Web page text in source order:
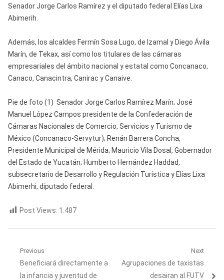
Senador Jorge Carlos Ramírez y el diputado federal Elías Lixa
Abimerih.
Además, los alcaldes Fermín Sosa Lugo, de Izamal y Diego Ávila
Marín, de Tekax, así como los titulares de las cámaras
empresariales del ámbito nacional y estatal como Concanaco,
Canaco, Canacintra, Canirac y Canaive.
Pie de foto (1) Senador Jorge Carlos Ramírez Marín; José
Manuel López Campos presidente de la Confederación de
Cámaras Nacionales de Comercio, Servicios y Turismo de
México (Concanaco-Servytur); Renán Barrera Concha,
Presidente Municipal de Mérida; Mauricio Vila Dosal, Gobernador
del Estado de Yucatán; Humberto Hernández Haddad,
subsecretario de Desarrollo y Regulación Turística y Elías Lixa
Abimerhi, diputado federal.
Post Views: 1.487
Navegación
de
Previous
Previous
post:
Beneficiará directamente a
la infancia y juventud de
Next
Next
Agrupaciones de taxistas
desairan al FUTV